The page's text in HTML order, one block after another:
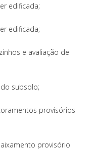
edificada;
edificada;
e avaliação de
subsolo;
provisórios
provisório